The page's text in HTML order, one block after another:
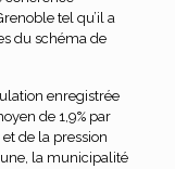
tel qu’il a
du schéma de
enregistrée
de 1,9% par
de la pression
la municipalité